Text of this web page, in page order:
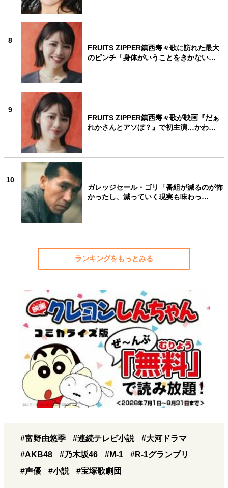
8
FRUITS ZIPPER鎮西寿々歌に訪れた最大
のピンチ「身体がいうことをきかない…
9
FRUITS ZIPPER鎮西寿々歌が映画『だぁ
れかさんとアソぼ？』で初主演…かわ…
10
ガレッジセール・ゴリ「番組が減るのが怖
かったし、減っていく現実も味わっ…
ランキングをもっとみる
#富野由悠季 #連続テレビ小説
#大河ドラマ
#AKB48
#乃木坂46 #M-1
#R-1グランプリ
#声優
#小説 #宝塚歌劇団